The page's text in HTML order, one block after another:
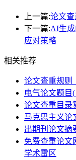
上一篇:论文
下一篇:AI生
应对策略
相关推荐
论文查重规则
电气论文题目
论文查重目录
马克思主义论
出期刊论文摘
免费查重论文
学术雷区